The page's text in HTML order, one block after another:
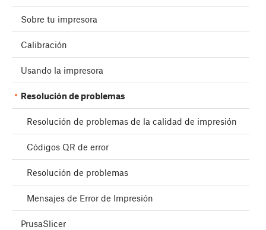
Sobre tu impresora
Calibración
Usando la impresora
Resolución de problemas
Resolución de problemas de la calidad de impresión
Códigos QR de error
Resolución de problemas
Mensajes de Error de Impresión
PrusaSlicer